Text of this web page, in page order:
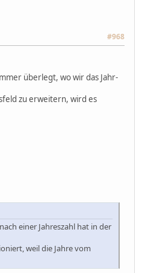
#968
überlegt, wo wir das Jahr-
zu erweitern, wird es
einer Jahreszahl hat in der
weil die Jahre vom